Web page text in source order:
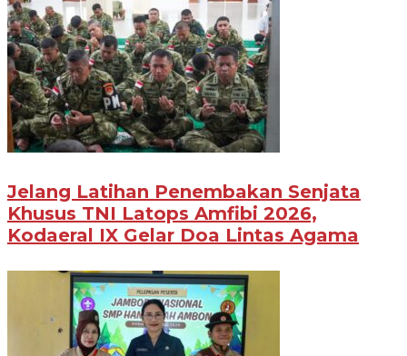
Jelang Latihan Penembakan Senjata
Khusus TNI Latops Amfibi 2026,
Kodaeral IX Gelar Doa Lintas Agama